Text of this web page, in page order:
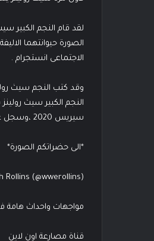
لقد قام النجم الكبير
الصورة حيوانتهما
الاجتماعى انستجرام .
وقد كتب النجم سيث
سيريس 2020 ،وسجل عودته الى حلبات العرض الازرق سماك داون فى حلقة عرض سماك داون يوم الجمعة الماضية.
*الى حضراتكم الصورة*
Rollins (@wwerollins)
مواجهات واحداث هامة فى
قناة مصارعة اون لاين